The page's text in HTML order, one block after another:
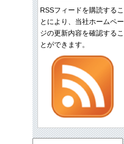
RSSフィードを購読するこ
とにより、当社ホームペー
ジの更新内容を確認するこ
とができます。